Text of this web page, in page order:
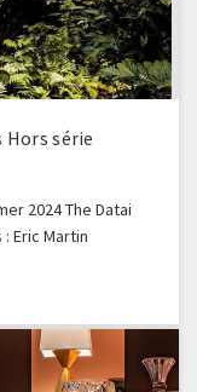
Hors série
2024 The Datai
Eric Martin